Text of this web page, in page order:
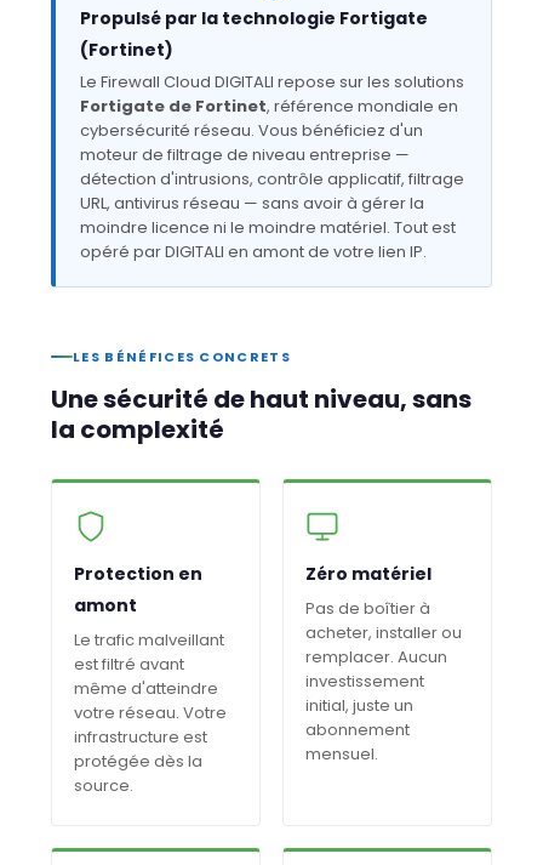
Propulsé par la technologie Fortigate
(Fortinet)
Le Firewall Cloud DIGITALI repose sur les solutions
Fortigate de Fortinet, référence mondiale en
cybersécurité réseau. Vous bénéficiez d'un
moteur de filtrage de niveau entreprise —
détection d'intrusions, contrôle applicatif, filtrage
URL, antivirus réseau — sans avoir à gérer la
moindre licence ni le moindre matériel. Tout est
opéré par DIGITALI en amont de votre lien IP.
LES BÉNÉFICES CONCRETS
Une sécurité de haut niveau, sans
la complexité
Protection en
amont
Le trafic malveillant
est filtré avant
même d'atteindre
votre réseau. Votre
infrastructure est
protégée dès la
source.
Zéro matériel
Pas de boîtier à
acheter, installer ou
remplacer. Aucun
investissement
initial, juste un
abonnement
mensuel.